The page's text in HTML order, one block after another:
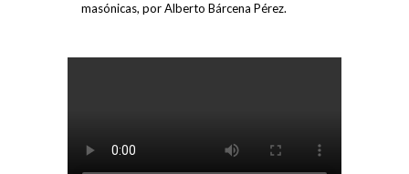
masónicas, por Alberto Bárcena Pérez.